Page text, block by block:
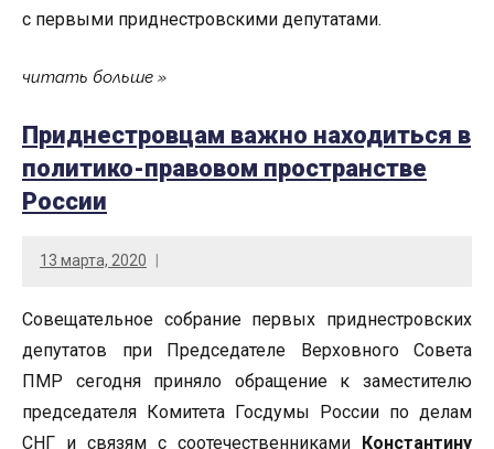
с первыми приднестровскими депутатами.
читать больше
Приднестровцам важно находиться в
политико-правовом пространстве
России
13 марта, 2020
Совещательное собрание первых приднестровских
депутатов при Председателе Верховного Совета
ПМР сегодня приняло обращение к заместителю
председателя Комитета Госдумы России по делам
СНГ и связям с соотечественниками Константину